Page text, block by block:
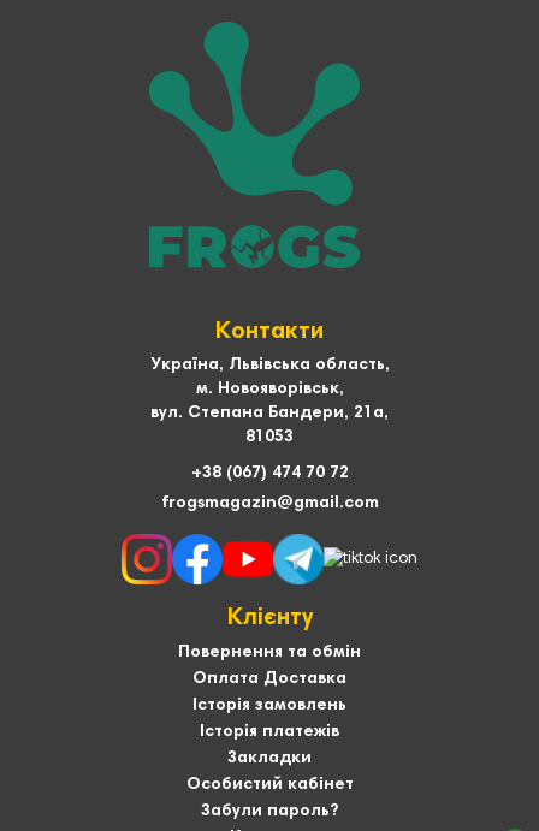
Контакти
Україна, Львівська область,
м. Новояворівськ,
вул. Степана Бандери, 21а,
81053
+38 (067) 474 70 72
frogsmagazin@gmail.com
Клієнту
Повернення та обмін
Оплата Доставка
Історія замовлень
Історія платежів
Закладки
Особистий кабінет
Забули пароль?